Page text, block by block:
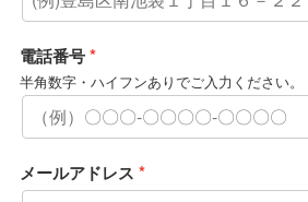
電話番号
半角数字・ハイフンありでご入力ください。
メールアドレス